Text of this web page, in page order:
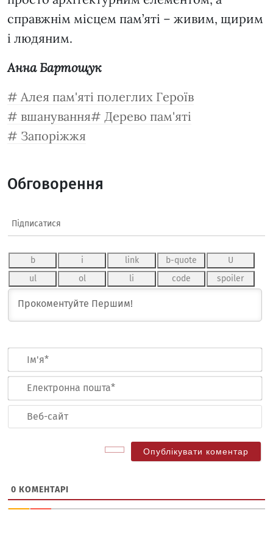
справжнім місцем пам’яті – живим, щирим
і людяним.
Анна Бартощук
Алея пам'яті полеглих Героїв
вшанування
Дерево пам'яті
Запоріжжя
Обговорення
Підписатися
0 КОМЕНТАРІ